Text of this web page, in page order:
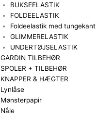
BUKSEELASTIK
FOLDEELASTIK
Foldeelastik med tungekant
GLIMMERELASTIK
UNDERTØJSELASTIK
GARDIN TILBEHØR
SPOLER + TILBEHØR
KNAPPER & HÆGTER
Lynlåse
Mønsterpapir
Nåle